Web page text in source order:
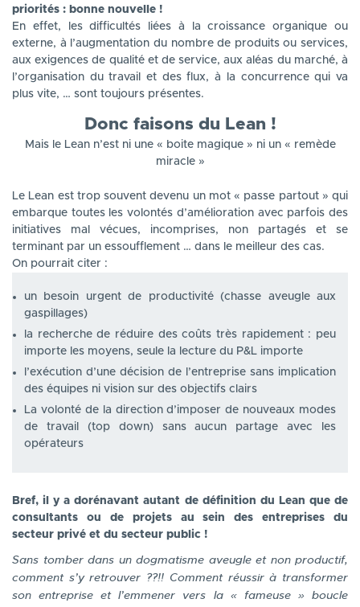
priorités : bonne nouvelle !
En effet, les difficultés liées à la croissance organique ou
externe, à l’augmentation du nombre de produits ou services,
aux exigences de qualité et de service, aux aléas du marché, à
l’organisation du travail et des flux, à la concurrence qui va
plus vite, … sont toujours présentes.
Donc faisons du Lean !
Mais le Lean n’est ni une « boite magique » ni un « remède
miracle »
Le Lean est trop souvent devenu un mot « passe partout » qui
embarque toutes les volontés d’amélioration avec parfois des
initiatives mal vécues, incomprises, non partagés et se
terminant par un essoufflement … dans le meilleur des cas.
On pourrait citer :
un besoin urgent de productivité (chasse aveugle aux
gaspillages)
la recherche de réduire des coûts très rapidement : peu
importe les moyens, seule la lecture du P&L importe
l’exécution d’une décision de l’entreprise sans implication
des équipes ni vision sur des objectifs clairs
La volonté de la direction d’imposer de nouveaux modes
de travail (top down) sans aucun partage avec les
opérateurs
Bref, il y a dorénavant autant de définition du Lean que de
consultants ou de projets au sein des entreprises du
secteur privé et du secteur public !
Sans tomber dans un dogmatisme aveugle et non productif,
comment s’y retrouver ??!! Comment réussir à transformer
son entreprise et l’emmener vers la « fameuse » boucle